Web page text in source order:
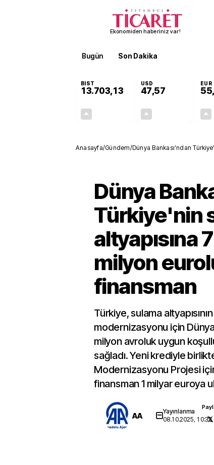
Ekonomiden haberiniz var!
Bugün Son Dakika
BIST
13.703,13
USD
47,57
EUR
Anasayfa/Gündem/Dünya Bankası'ndan
Dünya
Türkiye'nin
altyapısına
milyon
finansman
Türkiye, sulama
modernizasyonu için
milyon avroluk uygun
sağladı. Yeni krediyle
Modernizasyonu Projesi
finansman 1 milyar euroya
AA
Yayınlanma
08.10.2025, 10:33